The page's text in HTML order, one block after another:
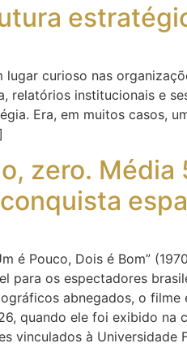
curioso nas
relatórios institucionais e
Era, em muitos casos,
zero. Média
é Pouco, Dois é Bom”
para os espectadores
abnegados, o
quando ele foi exibido na
vinculados à Universidade